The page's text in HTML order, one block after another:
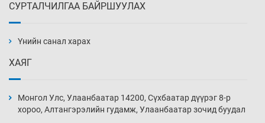
нэмэгджээ
11 цаг 51 мин
СУРТАЛЧИЛГАА БАЙРШУУЛАХ
Үнийн санал харах
ХАЯГ
Монгол Улс, Улаанбаатар 14200, Сүхбаатар дүүрэг 8-р
хороо, Алтангэрэлийн гудамж, Улаанбаатар зочид буудал